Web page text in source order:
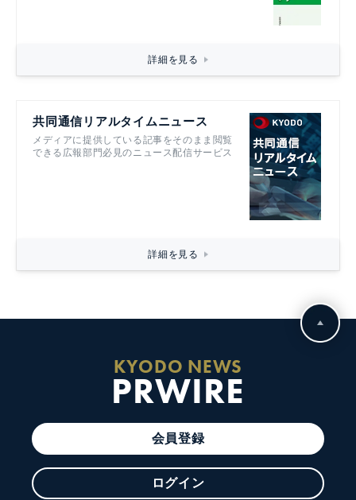
詳細を見る
共同通信リアルタイムニュース
メディアに提供している記事をそのまま閲覧
できる広報部門必見のニュース配信サービス
詳細を見る
KYODO NEWS
PRWIRE
会員登録
ログイン